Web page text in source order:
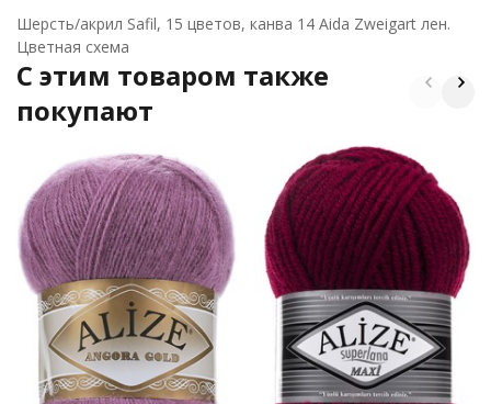
Шерсть/акрил Safil, 15 цветов, канва 14 Aida Zweigart лен.
Цветная схема
C этим товаром также
покупают